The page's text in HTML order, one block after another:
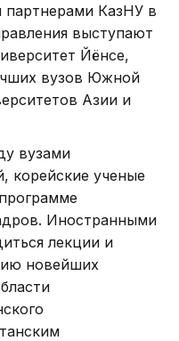
партнерами КазНУ в
выступают
Йёнсе,
вузов Южной
Азии и
вузами
корейские ученые
Иностранными
лекции и
новейших